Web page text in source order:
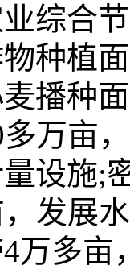
综合
种植
播种
万亩
设施;
发展
万多亩